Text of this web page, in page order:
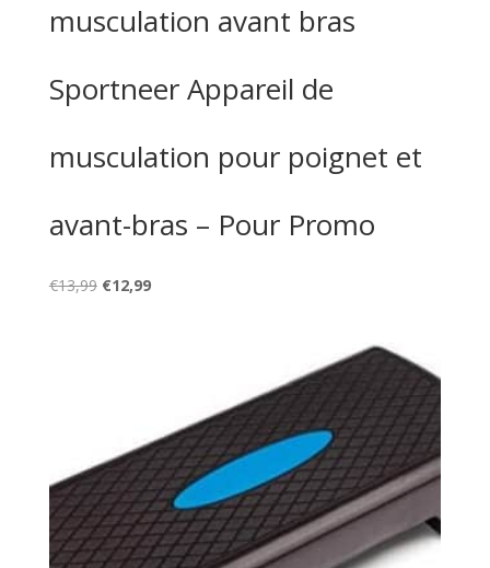
musculation avant bras
Sportneer Appareil de
musculation pour poignet et
avant-bras – Pour Promo
€13,99 Le
€12,99Le